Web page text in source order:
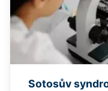
Sotosův